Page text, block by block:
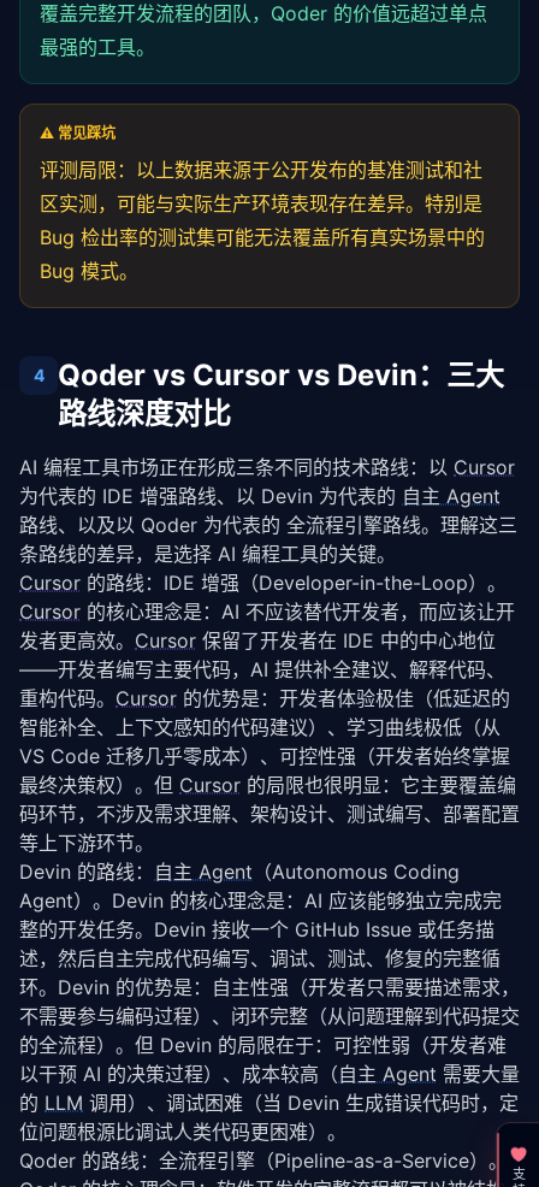
覆盖完整开发流程的团队，Qoder 的价值远超过单点
最强的工具。
⚠️ 常见踩坑
评测局限：以上数据来源于公开发布的基准测试和社
区实测，可能与实际生产环境表现存在差异。特别是
Bug 检出率的测试集可能无法覆盖所有真实场景中的
Bug 模式。
4
Qoder vs Cursor vs Devin：三大
路线深度对比
AI 编程工具市场正在形成三条不同的技术路线：以 Cursor
为代表的 IDE 增强路线、以 Devin 为代表的 自主 Agent
路线、以及以 Qoder 为代表的 全流程引擎路线。理解这三
条路线的差异，是选择 AI 编程工具的关键。
Cursor 的路线：IDE 增强（Developer-in-the-Loop）。
Cursor 的核心理念是：AI 不应该替代开发者，而应该让开
发者更高效。 Cursor 保留了开发者在 IDE 中的中心地位
——开发者编写主要代码，AI 提供补全建议、解释代码、
重构代码。 Cursor 的优势是：开发者体验极佳（低延迟的
智能补全、上下文感知的代码建议）、学习曲线极低（从
VS Code 迁移几乎零成本）、可控性强（开发者始终掌握
最终决策权）。但 Cursor 的局限也很明显：它主要覆盖编
码环节，不涉及需求理解、架构设计、测试编写、部署配置
等上下游环节。
Devin 的路线： 自主 Agent （Autonomous Coding
Agent）。Devin 的核心理念是：AI 应该能够独立完成完
整的开发任务。Devin 接收一个 GitHub Issue 或任务描
述，然后自主完成代码编写、调试、测试、修复的完整循
环。Devin 的优势是：自主性强（开发者只需要描述需求，
不需要参与编码过程）、闭环完整（从问题理解到代码提交
的全流程）。但 Devin 的局限在于：可控性弱（开发者难
以干预 AI 的决策过程）、成本较高（自主 Agent 需要大量
的 LLM 调用）、调试困难（当 Devin 生成错误代码时，定
位问题根源比调试人类代码更困难）。
Qoder 的路线：全流程引擎（Pipeline-as-a-Service）。